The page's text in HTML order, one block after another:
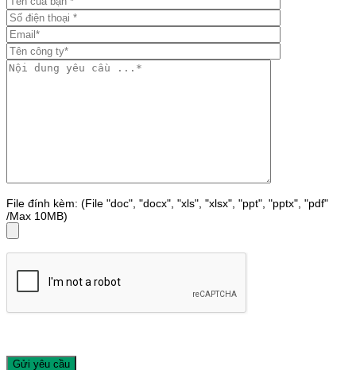
File đính kèm: (File "doc", "docx", "xls", "xlsx", "ppt", "pptx", "pdf"
/Max 10MB)